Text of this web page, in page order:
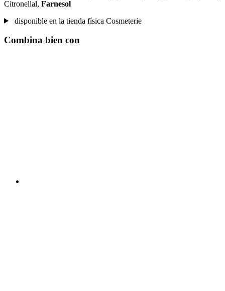
Citronellal, Farnesol
disponible en la tienda física Cosmeterie
Combina bien con